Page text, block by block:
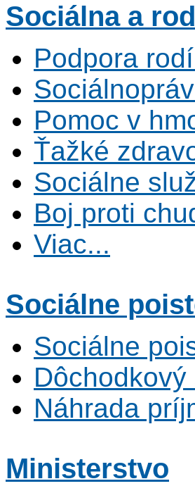
Sociálnaa
Podpora
Pomoc v
Ťažké
Sociálne
Boj proti
Viac...
Sociálne
Sociálne
Dôchodkový
Náhrada
Ministerstvo